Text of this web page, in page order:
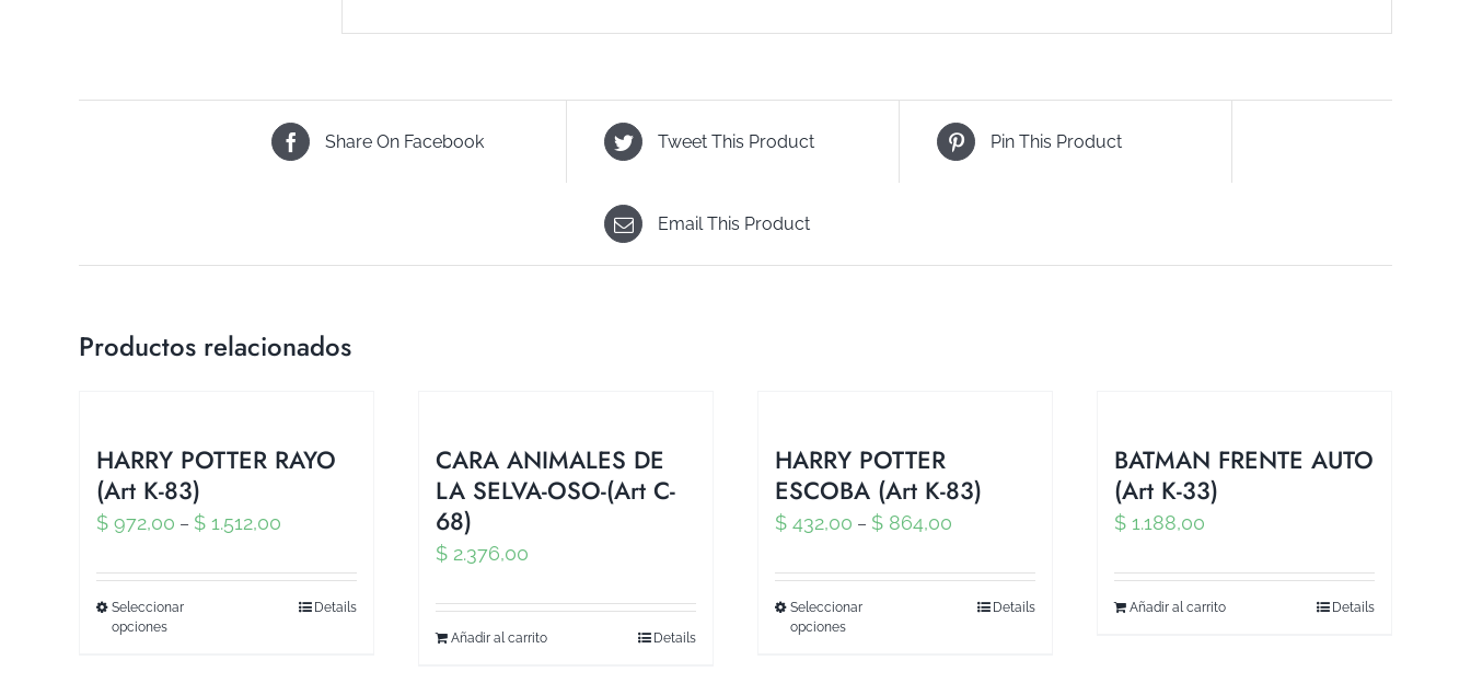
Share On Facebook Tweet This Product Pin This Product
Email This Product
Productos relacionados
HARRY POTTER RAYO
(Art K-83)
$ 972,00 – $ 1.512,00
Seleccionar
opciones
Details
CARA ANIMALES DE
LA SELVA-OSO-(Art C-
68)
$ 2.376,00
Añadir al carrito Details
HARRY POTTER
ESCOBA (Art K-83)
$ 432,00 – $ 864,00
Seleccionar
opciones
Details
BATMAN FRENTE AUTO
(Art K-33)
$ 1.188,00
Añadir al carrito Details